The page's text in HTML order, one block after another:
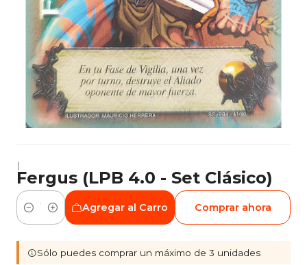
|
Fergus (LPB 4.0 - Set Clásico)
Cantidad
Agregar al Carro Comprar ahora
Sólo puedes comprar un máximo de 3 unidades